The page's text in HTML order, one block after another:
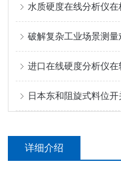
水质硬度在线分析仪
进口在线硬度分析仪
日本东和阻旋式料位
详细介绍